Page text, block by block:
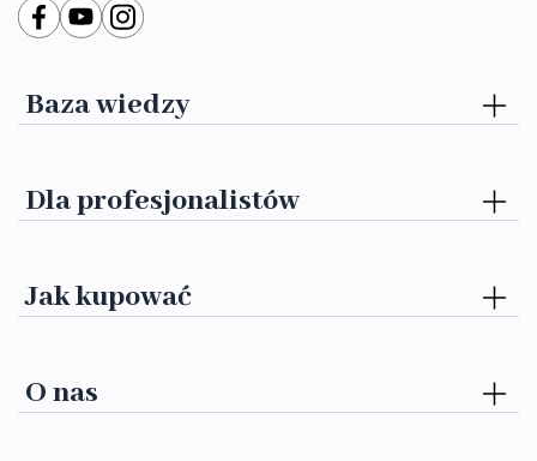
Baza wiedzy
Dla profesjonalistów
Jak kupować
O nas